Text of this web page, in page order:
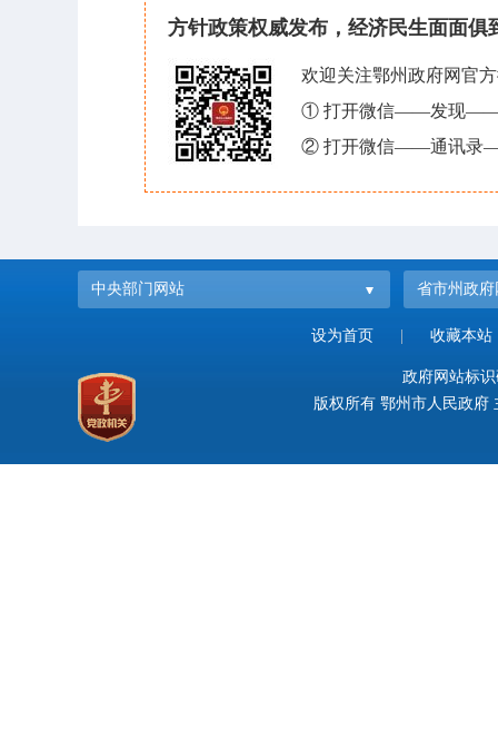
方针政策权威发布，经济民生面面俱
欢迎关注鄂州政府网官
① 打开微信——发现——
② 打开微信——通讯录
中央部门网站 省市州政府
设为首页 收藏本站
政府网站标
版权所有 鄂州市人民政府